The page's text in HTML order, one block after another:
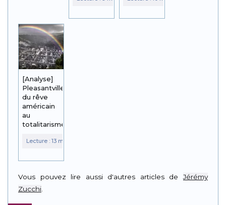
[Analyse]
Pleasantville,
du rêve
américain
au
totalitarisme
Vous pouvez lire aussi d'autres articles deJérémy
Zucchi